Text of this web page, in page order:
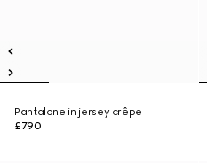
Pantalone in jersey crêpe
£790